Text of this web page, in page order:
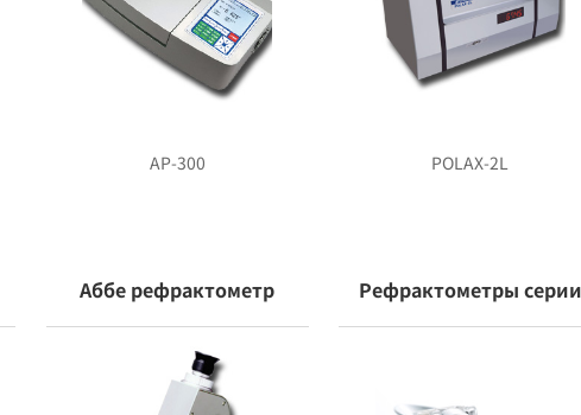
AP-300 POLAX-2L
Аббе рефрактометр Рефрактометры серии